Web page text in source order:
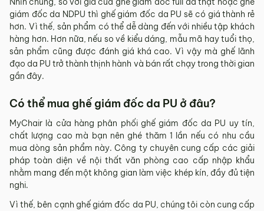
giám đốc da NDPU thì ghế giám đốc da PU sẽ có giá thành rẻ
hơn. Vì thế, sản phẩm có thể dễ dàng đến với nhiều tập khách
hàng hơn. Hơn nữa, nếu so về kiểu dáng, mẫu mã hay tuổi thọ,
sản phẩm cũng được đánh giá khá cao. Vì vậy mà ghế lãnh
đạo da PU trở thành thịnh hành và bán rất chạy trong thời gian
gần đây.
Có thể mua ghế giám đốc da PU ở đâu?
MyChair là cửa hàng phân phối ghế giám đốc da PU uy tín,
chất lượng cao mà bạn nên ghé thăm 1 lần nếu có nhu cầu
mua dòng sản phẩm này. Công ty chuyên cung cấp các giải
pháp toàn diện về nội thất văn phòng cao cấp nhập khẩu
nhằm mang đến một không gian làm việc khép kín, đầy đủ tiện
nghi.
Vì thế, bên cạnh ghế giám đốc da PU, chúng tôi còn cung cấp